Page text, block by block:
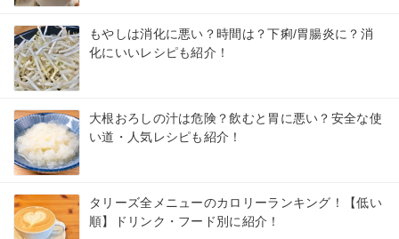
もやしは消化に悪い？時間は？下痢/胃腸炎に？消
化にいいレシピも紹介！
大根おろしの汁は危険？飲むと胃に悪い？安全な使
い道・人気レシピも紹介！
タリーズ全メニューのカロリーランキング！【低い
順】ドリンク・フード別に紹介！